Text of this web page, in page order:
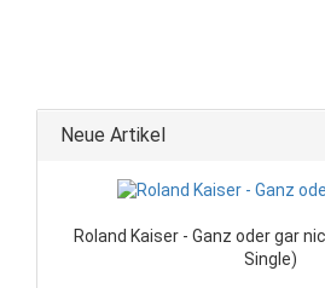
Neue Artikel
Roland Kaiser - Ganz oder gar
Single)